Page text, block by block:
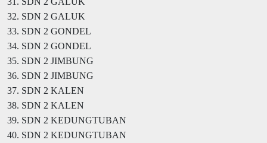
32. SDN 2 GALUK
33. SDN 2 GONDEL
34. SDN 2 GONDEL
35. SDN 2 JIMBUNG
36. SDN 2 JIMBUNG
37. SDN 2 KALEN
38. SDN 2 KALEN
39. SDN 2 KEDUNGTUBAN
40. SDN 2 KEDUNGTUBAN